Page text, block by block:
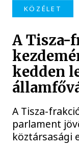
KÖZÉLET
A Tisza-
kedden
A Tisza-
parlament
köztársasági